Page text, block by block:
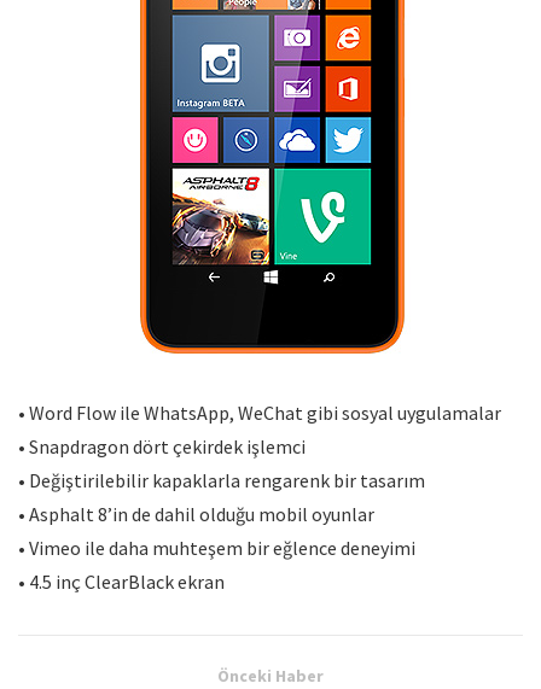
• Word Flow ile WhatsApp, WeChat gibi sosyal uygulamalar
• Snapdragon dört çekirdek işlemci
• Değiştirilebilir kapaklarla rengarenk bir tasarım
• Asphalt 8’in de dahil olduğu mobil oyunlar
• Vimeo ile daha muhteşem bir eğlence deneyimi
• 4.5 inç ClearBlack ekran
Önceki Haber